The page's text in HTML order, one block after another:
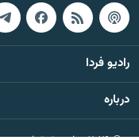
رادیو فردا
درباره